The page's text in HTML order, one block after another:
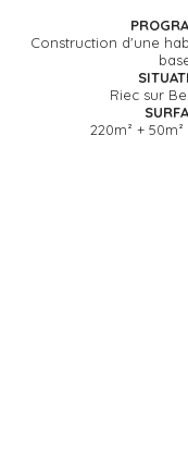
Construction d'une
Riec sur
220m² +